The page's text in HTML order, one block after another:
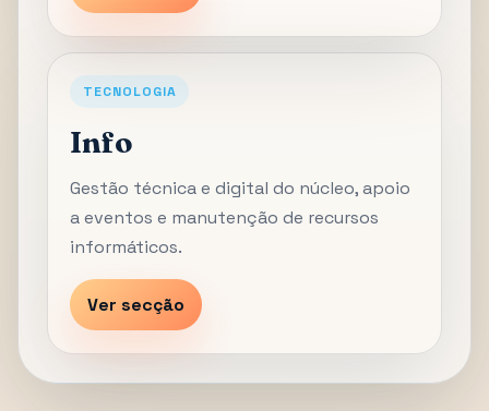
TECNOLOGIA
Info
Gestão técnica e digital do núcleo, apoio
a eventos e manutenção de recursos
informáticos.
Ver secção